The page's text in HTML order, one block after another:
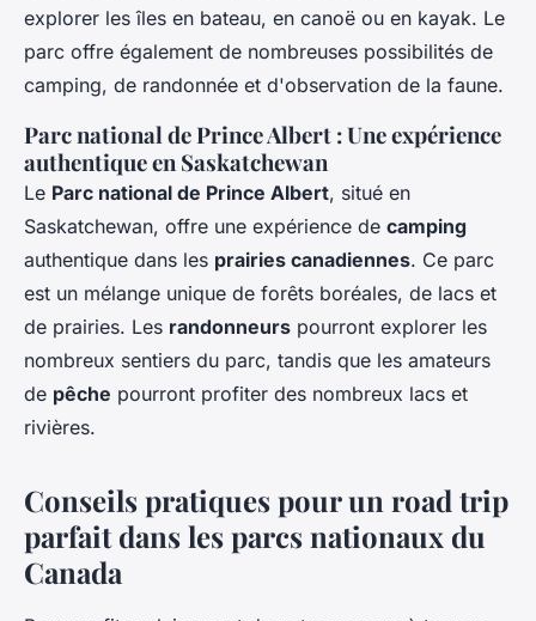
explorer les îles en bateau, en canoë ou en kayak. Le
parc offre également de nombreuses possibilités de
camping, de randonnée et d'observation de la faune.
Parc national de Prince Albert : Une expérience
authentique en Saskatchewan
Le Parc national de Prince Albert, situé en
Saskatchewan, offre une expérience de camping
authentique dans les prairies canadiennes. Ce parc
est un mélange unique de forêts boréales, de lacs et
de prairies. Les randonneurs pourront explorer les
nombreux sentiers du parc, tandis que les amateurs
de pêche pourront profiter des nombreux lacs et
rivières.
Conseils pratiques pour un road trip
parfait dans les parcs nationaux du
Canada